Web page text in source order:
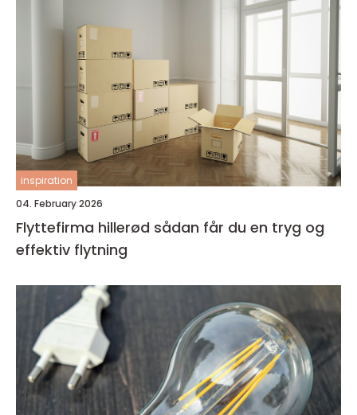
inspiration
04. February 2026
Flyttefirma hillerød sådan får du en tryg og
effektiv flytning